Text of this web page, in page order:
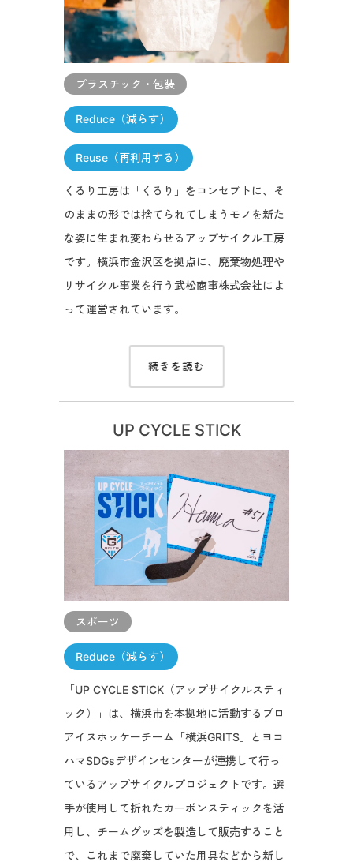
プラスチック・包装
Reduce（減らす）
Reuse（再利用する）
くるり工房は「くるり」をコンセプトに、そ
のままの形では捨てられてしまうモノを新た
な姿に生まれ変わらせるアップサイクル工房
です。横浜市金沢区を拠点に、廃棄物処理や
リサイクル事業を行う武松商事株式会社によ
って運営されています。
続きを読む
UP CYCLE STICK
スポーツ
Reduce（減らす）
「UP CYCLE STICK（アップサイクルスティ
ック）」は、横浜市を本拠地に活動するプロ
アイスホッケーチーム「横浜GRITS」とヨコ
ハマSDGsデザインセンターが連携して行っ
ているアップサイクルプロジェクトです。選
手が使用して折れたカーボンスティックを活
用し、チームグッズを製造して販売すること
で、これまで廃棄していた用具などから新し